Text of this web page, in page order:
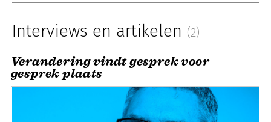
Interviews en artikelen (2)
Verandering vindt gesprek voor
gesprek plaats